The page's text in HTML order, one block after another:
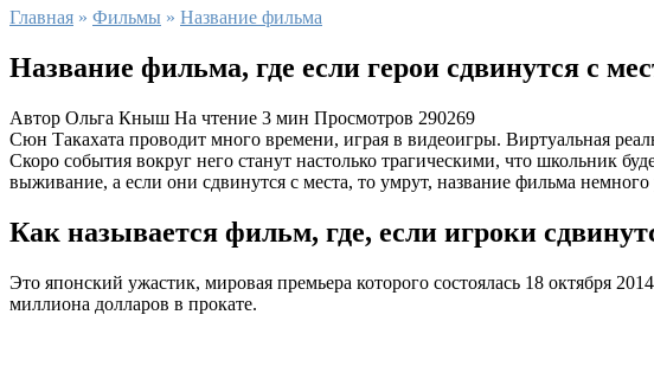
Главная » Фильмы » Название фильма
Название фильма, где если герои сдвинутся с
Автор Ольга Кныш На чтение 3 мин Просмотров 290269
Сюн Такахата проводит много времени, играя в видеоигры. Виртуальная
Скоро события вокруг него станут настолько трагическими, что школьник
выживание, а если они сдвинутся с места, то умрут, название фильма немного
Как называется фильм, где, если игроки
Это японский ужастик, мировая премьера которого состоялась 18 октября
миллиона долларов в прокате.